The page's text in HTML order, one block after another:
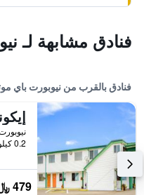
فنادق مشابهة لـ
فنادق بالقرب من نيوبورت باي
0.2 كيلومتر عن وسط المدينة
479 ﷼